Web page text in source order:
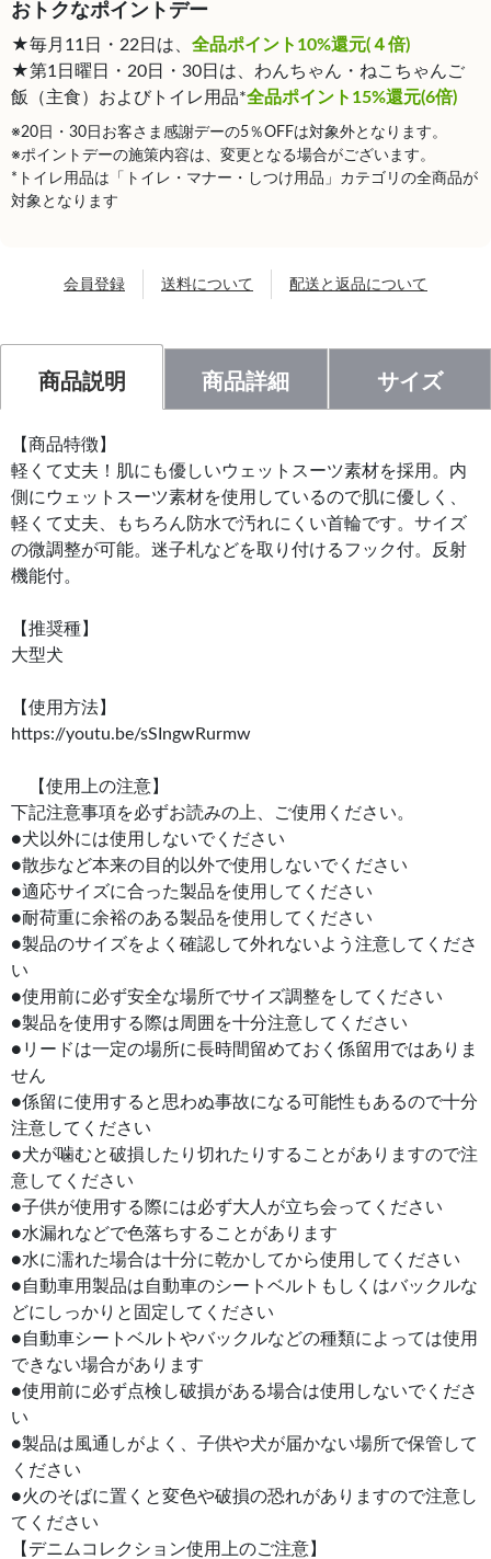
おトクなポイントデー
★毎月11日・22日は、 全品ポイント10%還元(４倍)
★第1日曜日・20日・30日は、わんちゃん・ねこちゃんご
飯（主食）およびトイレ用品*全品ポイント15%還元(6倍)
※20日・30日お客さま感謝デーの5％OFFは対象外となります。
※ポイントデーの施策内容は、変更となる場合がございます。
*トイレ用品は「トイレ・マナー・しつけ用品」カテゴリの全商品が
対象となります
会員登録 送料について 配送と返品について
商品説明 商品詳細 サイズ
【商品特徴】
軽くて丈夫！肌にも優しいウェットスーツ素材を採用。内
側にウェットスーツ素材を使用しているので肌に優しく、
軽くて丈夫、もちろん防水で汚れにくい首輪です。サイズ
の微調整が可能。迷子札などを取り付けるフック付。反射
機能付。
【推奨種】
大型犬
【使用方法】
https://youtu.be/sSIngwRurmw
【使用上の注意】
下記注意事項を必ずお読みの上、ご使用ください。
●犬以外には使用しないでください
●散歩など本来の目的以外で使用しないでください
●適応サイズに合った製品を使用してください
●耐荷重に余裕のある製品を使用してください
●製品のサイズをよく確認して外れないよう注意してくださ
い
●使用前に必ず安全な場所でサイズ調整をしてください
●製品を使用する際は周囲を十分注意してください
●リードは一定の場所に長時間留めておく係留用ではありま
せん
●係留に使用すると思わぬ事故になる可能性もあるので十分
注意してください
●犬が噛むと破損したり切れたりすることがありますので注
意してください
●子供が使用する際には必ず大人が立ち会ってください
●水漏れなどで色落ちすることがあります
●水に濡れた場合は十分に乾かしてから使用してください
●自動車用製品は自動車のシートベルトもしくはバックルな
どにしっかりと固定してください
●自動車シートベルトやバックルなどの種類によっては使用
できない場合があります
●使用前に必ず点検し破損がある場合は使用しないでくださ
い
●製品は風通しがよく、子供や犬が届かない場所で保管して
ください
●火のそばに置くと変色や破損の恐れがありますので注意し
てください
【デニムコレクション使用上のご注意】